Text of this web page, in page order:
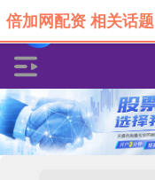
倍加网配资 相关话题